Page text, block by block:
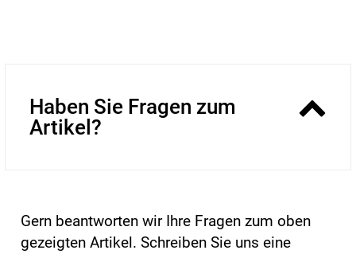
Haben Sie Fragen zum
Artikel?
Gern beantworten wir Ihre Fragen zum oben
gezeigten Artikel. Schreiben Sie uns eine